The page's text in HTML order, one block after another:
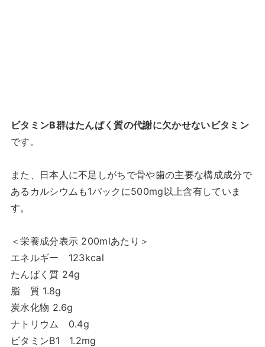
ビタミンB群はたんぱく質の代謝に欠かせないビタミン
です。
また、日本人に不足しがちで骨や歯の主要な構成成分で
あるカルシウムも1パックに500mg以上含有していま
す。
＜栄養成分表示 200mlあたり＞
エネルギー 123kcal
たんぱく質 24g
脂 質 1.8g
炭水化物 2.6g
ナトリウム 0.4g
ビタミンB1 1.2mg